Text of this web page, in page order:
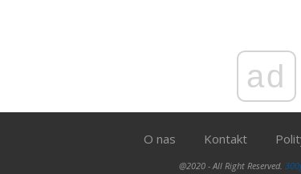
ad
O nas Kontakt
@2020 - All Right Reserved.